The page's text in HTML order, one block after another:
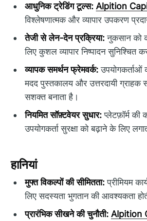
आधुनिक ट्रेडिंग टूल्स: Alpition
विश्लेषणात्मक और व्यापार उपकरण
तेजी से लेन-देन प्रक्रिया:नुकसान को
लिए कुशल व्यापार निष्पादन सुनिश्चित
व्यापक समर्थन फ्रेमवर्क:उपयोगकर्ताओं
मदद पुस्तकालय और उत्तरदायी ग्राहक
सशक्त बनाता है।
नियमित सॉफ़्टवेयर सुधार:प्लेटफ़ॉर्म की
उपयोगकर्ता सुरक्षा को बढ़ाने के लिए
हानियां
मुफ्त विकल्पों की सीमितता:प्रीमियम
लिए सदस्यता भुगतान की आवश्यकता
प्रारंभिक सीखने की चुनौती: Alpition